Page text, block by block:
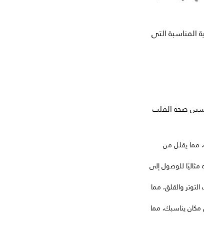
المناسبة التي
صحة القلب
مما يقلل من
مثاليًا للوصول إلى
والقلق، مما
يناسبك، مما